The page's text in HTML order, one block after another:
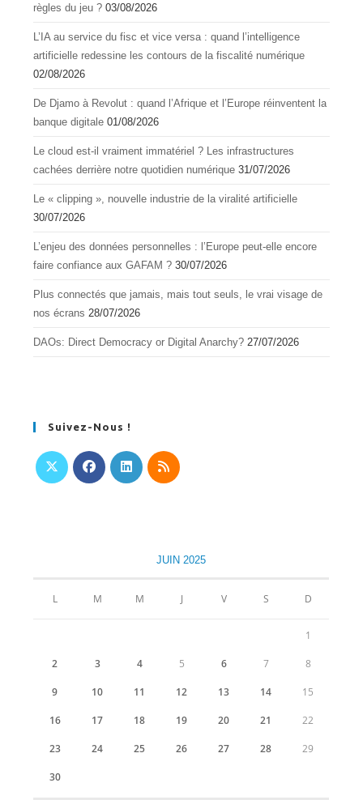
règles du jeu ? 03/08/2026
L’IA au service du fisc et vice versa : quand l’intelligence
artificielle redessine les contours de la fiscalité numérique
02/08/2026
De Djamo à Revolut : quand l’Afrique et l’Europe réinventent la
banque digitale 01/08/2026
Le cloud est-il vraiment immatériel ? Les infrastructures
cachées derrière notre quotidien numérique 31/07/2026
Le « clipping », nouvelle industrie de la viralité artificielle
30/07/2026
L’enjeu des données personnelles : l’Europe peut-elle encore
faire confiance aux GAFAM ? 30/07/2026
Plus connectés que jamais, mais tout seuls, le vrai visage de
nos écrans 28/07/2026
DAOs: Direct Democracy or Digital Anarchy? 27/07/2026
Suivez-Nous !
nouvel
JUIN 2025
L M M J V S D
1
2 3 4 5 6 7 8
9 10 11 12 13 14 15
16 17 18 19 20 21 22
23 24 25 26 27 28 29
30